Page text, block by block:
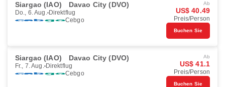
Siargao (IAO) Davao City (DVO)
Do., 6. Aug. Direktflug
Cebgo
Ab
US$ 40.49
Preis/Person
Buchen Sie
Siargao (IAO) Davao City (DVO)
Fr., 7. Aug. Direktflug
Cebgo
Ab
US$ 41.1
Preis/Person
Buchen Sie